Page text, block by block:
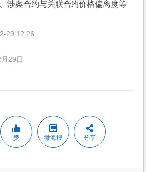
涉案合约与关联合约价格偏离度等
29 12:26
29日
赞 微海报 分享